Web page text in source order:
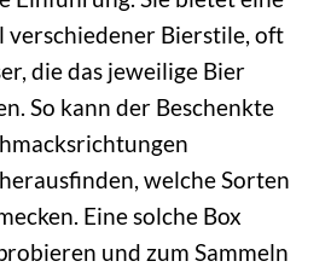
Bierstile, oft
die das jeweilige Bier
So kann der Beschenkte
welche Sorten
Eine solche Box
und zum Sammeln